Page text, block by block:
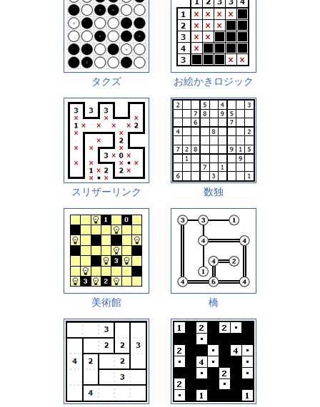
タクズ お絵かきロジック
スリザーリンク 数独
美術館 橋